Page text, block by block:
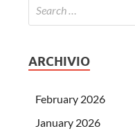
ARCHIVIO
February 2026
January 2026